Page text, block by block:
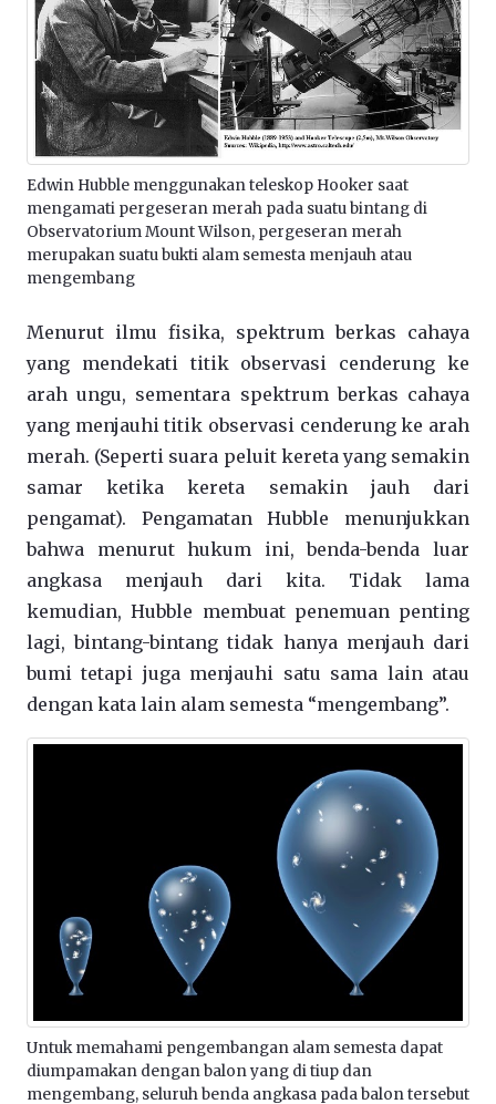
Edwin Hubble menggunakan teleskop Hooker saat
mengamati pergeseran merah pada suatu bintang di
Observatorium Mount Wilson, pergeseran merah
merupakan suatu bukti alam semesta menjauh atau
mengembang
Menurut ilmu fisika, spektrum berkas cahaya
yang mendekati titik observasi cenderung ke
arah ungu, sementara spektrum berkas cahaya
yang menjauhi titik observasi cenderung ke arah
merah. (Seperti suara peluit kereta yang semakin
samar ketika kereta semakin jauh dari
pengamat). Pengamatan Hubble menunjukkan
bahwa menurut hukum ini, benda-benda luar
angkasa menjauh dari kita. Tidak lama
kemudian, Hubble membuat penemuan penting
lagi, bintang-bintang tidak hanya menjauh dari
bumi tetapi juga menjauhi satu sama lain atau
dengan kata lain alam semesta “mengembang”.
Untuk memahami pengembangan alam semesta dapat
diumpamakan dengan balon yang di tiup dan
mengembang, seluruh benda angkasa pada balon tersebut